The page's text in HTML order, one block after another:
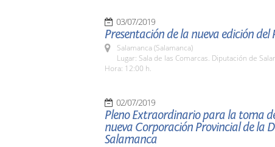
03/07/2019
Presentación de la nueva edición del
Salamanca (Salamanca)
Lugar: Sala de las Comarcas. Diputación de
Hora: 12:00 h.
02/07/2019
Pleno Extraordinario para la toma
nueva Corporación Provincial de la
Salamanca